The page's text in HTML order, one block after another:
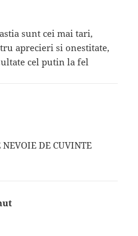
sunt cei mai tari,
aprecieri si onestitate,
cel putin la fel
DE CUVINTE